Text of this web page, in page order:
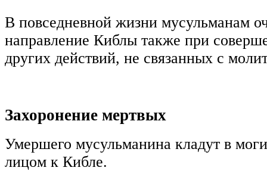
В повседневной жизни мусульманам
направление Киблы также при
других действий, не связанных с
Захоронение мертвых
Умершего мусульманина кладут в
лицом к Кибле.